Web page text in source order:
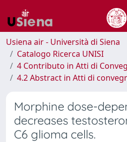
Usiena air - Università di Siena
Catalogo Ricerca UNISI
4 Contributo in Atti di
4.2 Abstract in Atti di
Morphine dose-
decreases
C6 glioma cells.